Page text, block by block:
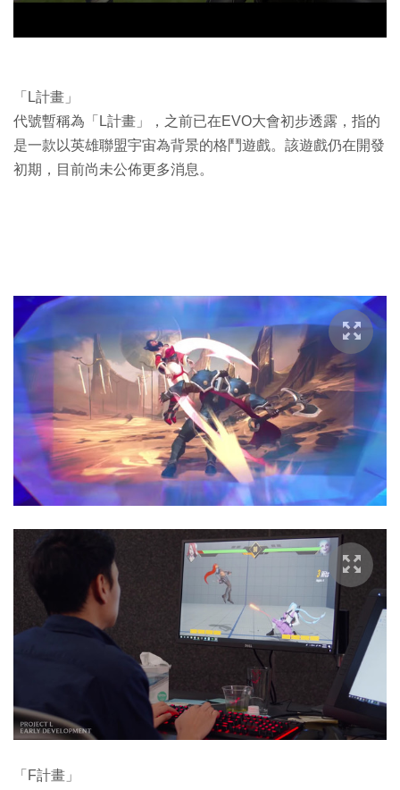
「L計畫」
代號暫稱為「L計畫」，之前已在EVO大會初步透露，指的
是一款以英雄聯盟宇宙為背景的格鬥遊戲。該遊戲仍在開發
初期，目前尚未公佈更多消息。
「F計畫」